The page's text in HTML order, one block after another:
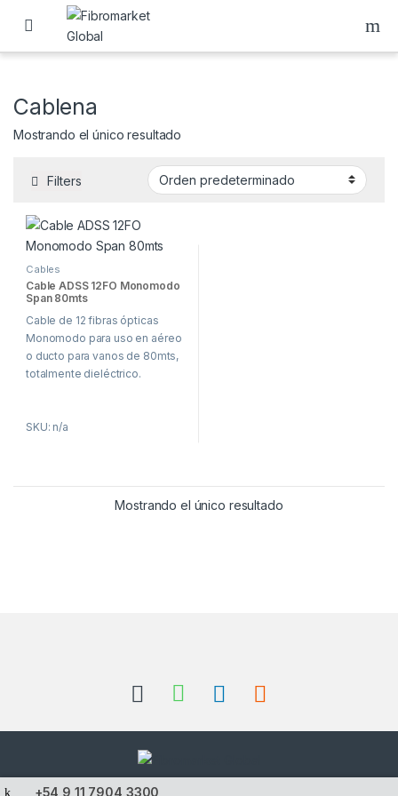
Skip to navigation
Skip to content
+54 9 11 7904 3300
Cablena
Mostrando el único resultado
Filters
Cables
Cable ADSS 12FO Monomodo
Span 80mts
Cable de 12 fibras ópticas
Monomodo para uso en aéreo
o ducto para vanos de 80mts,
totalmente dieléctrico.
SKU: n/a
Mostrando el único resultado